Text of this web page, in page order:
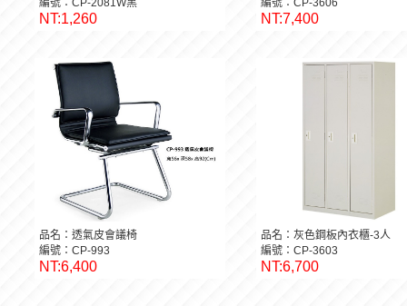
編號：CP-2081W黑
NT:1,260
編號：CP-3606
NT:7,400
品名：透氣皮會議椅
編號：CP-993
NT:6,400
品名：灰色鋼板內衣櫃-3人
編號：CP-3603
NT:6,700